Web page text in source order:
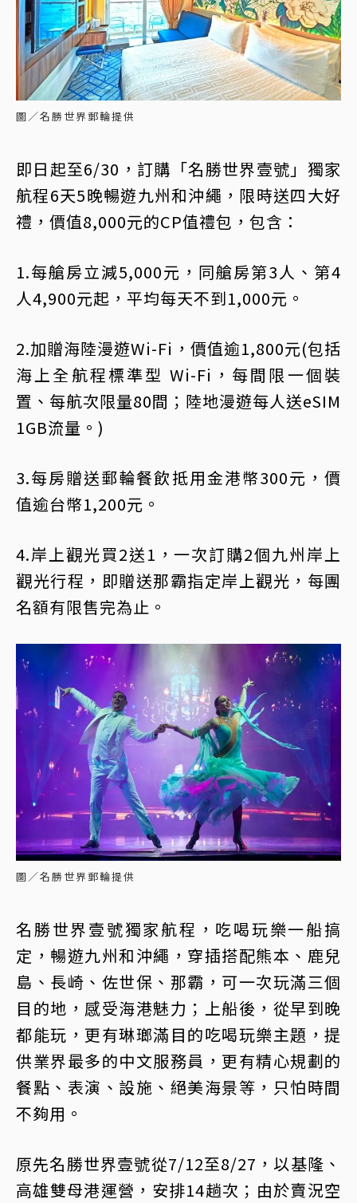
圖／名勝世界郵輪提供
即日起至6/30，訂購「名勝世界壹號」獨家
航程6天5晚暢遊九州和沖繩，限時送四大好
禮，價值8,000元的CP值禮包，包含：
1.每艙房立減5,000元，同艙房第3人、第4
人4,900元起，平均每天不到1,000元。
2.加贈海陸漫遊Wi-Fi，價值逾1,800元(包括
海上全航程標準型 Wi-Fi，每間限一個裝
置、每航次限量80間；陸地漫遊每人送eSIM
1GB流量。)
3.每房贈送郵輪餐飲抵用金港幣300元，價
值逾台幣1,200元。
4.岸上觀光買2送1，一次訂購2個九州岸上
觀光行程，即贈送那霸指定岸上觀光，每團
名額有限售完為止。
圖／名勝世界郵輪提供
名勝世界壹號獨家航程，吃喝玩樂一船搞
定，暢遊九州和沖繩，穿插搭配熊本、鹿兒
島、長崎、佐世保、那霸，可一次玩滿三個
目的地，感受海港魅力；上船後，從早到晚
都能玩，更有琳瑯滿目的吃喝玩樂主題，提
供業界最多的中文服務員，更有精心規劃的
餐點、表演、設施、絕美海景等，只怕時間
不夠用。
原先名勝世界壹號從7/12至8/27，以基隆、
高雄雙母港運營，安排14趟次；由於賣況空